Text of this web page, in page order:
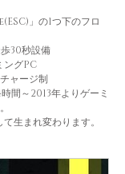
」の1つ下のフロ
30秒設備
ングPC
ャージ制
間～2013年よりゲーミ
生まれ変わります。